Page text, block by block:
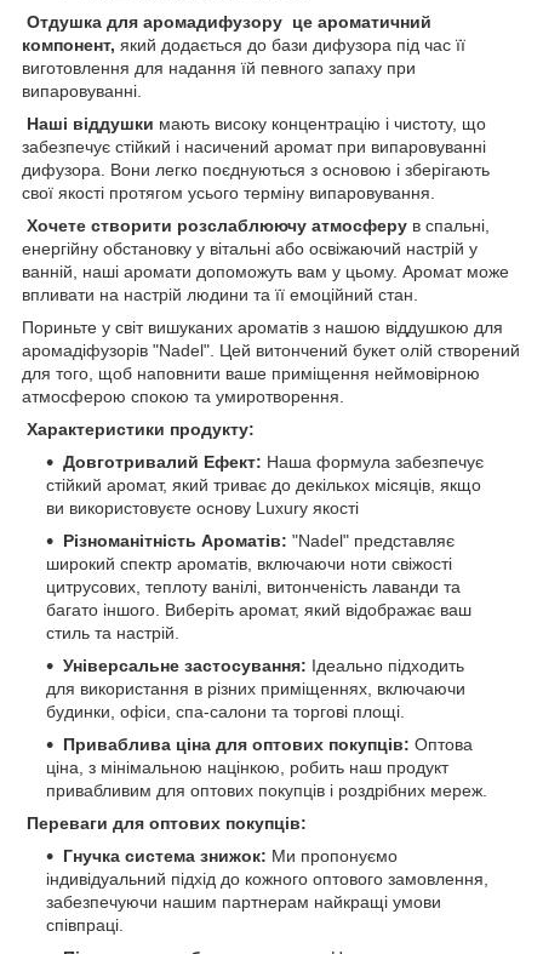
Отдушка для аромадифузору це ароматичний
компонент, який додається до бази дифузора під час її
виготовлення для надання їй певного запаху при
випаровуванні.
Наші віддушки мають високу концентрацію і чистоту, що
забезпечує стійкий і насичений аромат при випаровуванні
дифузора. Вони легко поєднуються з основою і зберігають
свої якості протягом усього терміну випаровування.
Хочете створити розслаблюючу атмосферу в спальні,
енергійну обстановку у вітальні або освіжаючий настрій у
ванній, наші аромати допоможуть вам у цьому. Аромат може
впливати на настрій людини та її емоційний стан.
Пориньте у світ вишуканих ароматів з нашою віддушкою для
аромадіфузорів "Nadel". Цей витончений букет олій створений
для того, щоб наповнити ваше приміщення неймовірною
атмосферою спокою та умиротворення.
Характеристики продукту:
Довготривалий Ефект: Наша формула забезпечує
стійкий аромат, який триває до декількох місяців, якщо
ви використовуєте основу Luxury якості
Різноманітність Ароматів: "Nadel" представляє
широкий спектр ароматів, включаючи ноти свіжості
цитрусових, теплоту ванілі, витонченість лаванди та
багато іншого. Виберіть аромат, який відображає ваш
стиль та настрій.
Універсальне застосування: Ідеально підходить
для використання в різних приміщеннях, включаючи
будинки, офіси, спа-салони та торгові площі.
Приваблива ціна для оптових покупців: Оптова
ціна, з мінімальною націнкою, робить наш продукт
привабливим для оптових покупців і роздрібних мереж.
Переваги для оптових покупців:
Гнучка система знижок: Ми пропонуємо
індивідуальний підхід до кожного оптового замовлення,
забезпечуючи нашим партнерам найкращі умови
співпраці.